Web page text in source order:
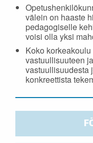
välein on haaste
pedagogiselle
voisi olla yksi
Koko
vastuullisuuteen
vastuullisuudesta
konkreettista